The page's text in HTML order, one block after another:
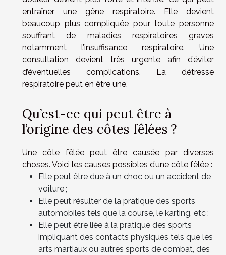
entraîner une gêne respiratoire. Elle devient
beaucoup plus compliquée pour toute personne
souffrant de maladies respiratoires graves
notamment l’insuffisance respiratoire. Une
consultation devient très urgente afin d’éviter
d’éventuelles complications. La détresse
respiratoire peut en être une.
Qu’est-ce qui peut être à
l’origine des côtes fêlées ?
Une côte fêlée peut être causée par diverses
choses. Voici les causes possibles d’une côte fêlée :
Elle peut être due à un choc ou un accident de
voiture ;
Elle peut résulter de la pratique des sports
automobiles tels que la course, le karting, etc ;
Elle peut être liée à la pratique des sports
impliquant des contacts physiques tels que les
arts martiaux ou autres sports de combat, des